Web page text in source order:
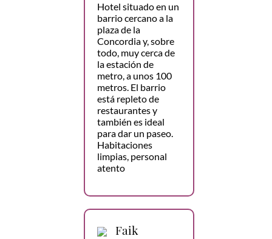
Hotel situado en un
barrio cercano a la
plaza de la
Concordia y, sobre
todo, muy cerca de
la estación de
metro, a unos 100
metros. El barrio
está repleto de
restaurantes y
también es ideal
para dar un paseo.
Habitaciones
limpias, personal
atento
Faik